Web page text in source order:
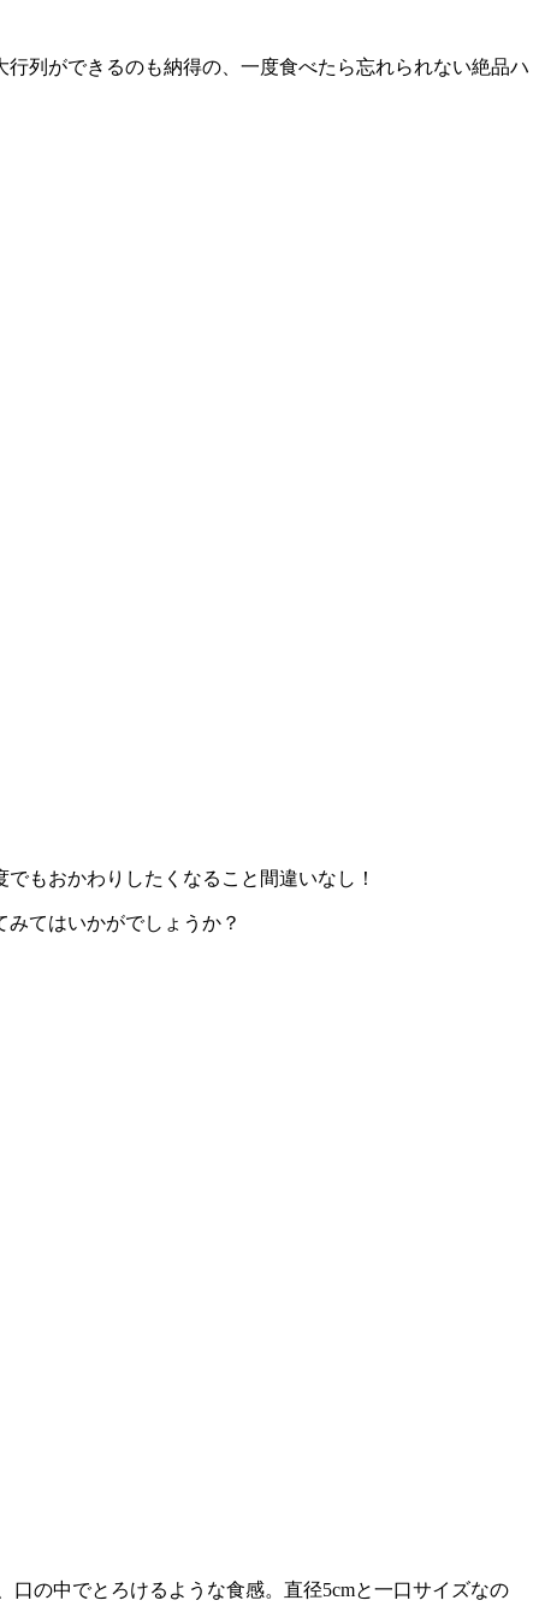
列ができるのも納得の、一度食べたら忘れられない絶品ハ
もおかわりしたくなること間違いなし！
てはいかがでしょうか？
の中でとろけるような食感。直径5cmと一口サイズなの